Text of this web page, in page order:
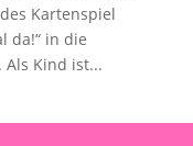
Kartenspiel
da!“ in die
Als Kind ist...